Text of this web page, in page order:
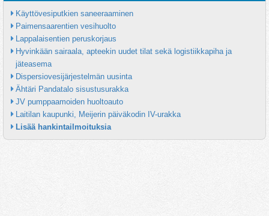
Käyttövesiputkien saneeraaminen
Paimensaarentien vesihuolto
Lappalaisentien peruskorjaus
Hyvinkään sairaala, apteekin uudet tilat sekä logistiikkapiha ja
jäteasema
Dispersiovesijärjestelmän uusinta
Ähtäri Pandatalo sisustusurakka
JV pumppaamoiden huoltoauto
Laitilan kaupunki, Meijerin päiväkodin IV-urakka
Lisää hankintailmoituksia